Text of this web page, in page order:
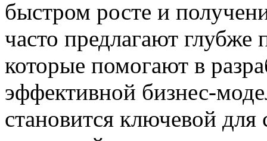
быстром росте и
часто предлагают
которые помогают в
эффективной бизнес-
становится ключевой